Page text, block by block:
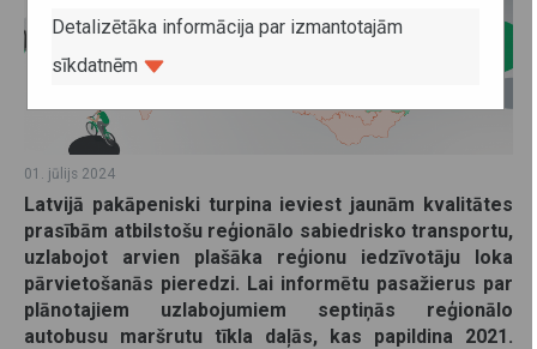
01. jūlijs 2024
Latvijā pakāpeniski turpina ieviest jaunām kvalitātes
prasībām atbilstošu reģionālo sabiedrisko transportu,
uzlabojot arvien plašāka reģionu iedzīvotāju loka
pārvietošanās pieredzi. Lai informētu pasažierus par
plānotajiem uzlabojumiem septiņās reģionālo
autobusu maršrutu tīkla daļās, kas papildina 2021.
Detalizētāka informācija par izmantotajām
sīkdatnēm